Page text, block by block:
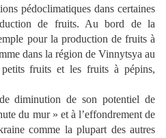
pédoclimatiques dans certaines
de fruits. Au bord de la
pour la production de fruits à
dans la région de Vinnytsya au
fruits et les fruits à pépins,
diminution de son potentiel de
du mur » et à l’effondrement de
comme la plupart des autres